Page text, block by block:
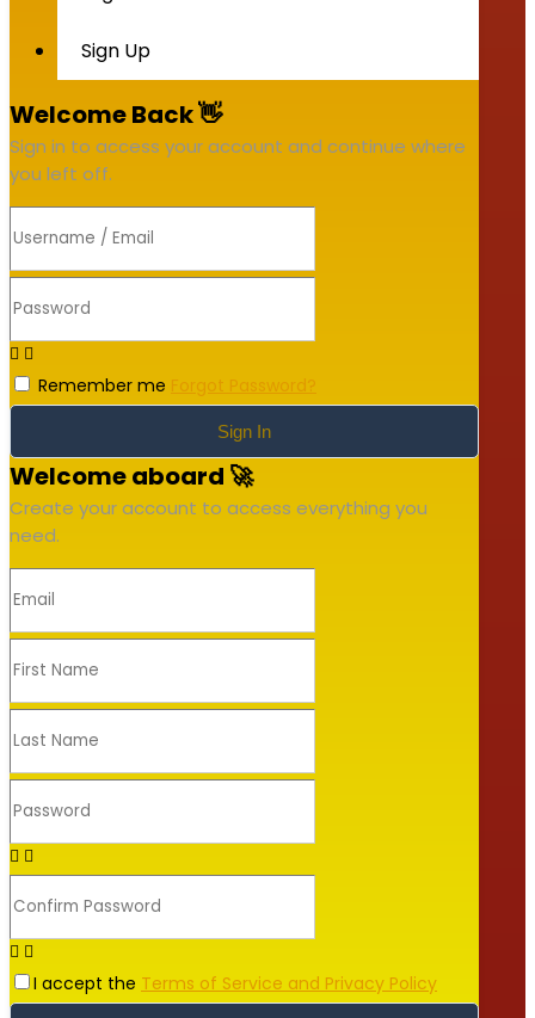
Sign Up
Welcome Back 👋
Sign in to access your account and continue where
you left off.
Remember me Forgot Password?
Sign In
Welcome aboard 🚀
Create your account to access everything you
need.
I accept the Terms of Service and Privacy Policy